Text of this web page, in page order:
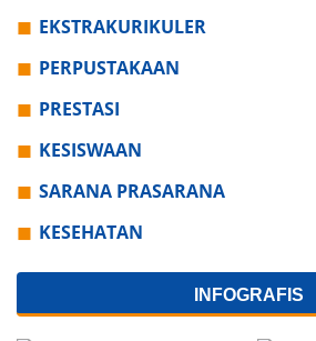
EKSTRAKURIKULER
PERPUSTAKAAN
PRESTASI
KESISWAAN
SARANA PRASARANA
KESEHATAN
INFOGRAFIS